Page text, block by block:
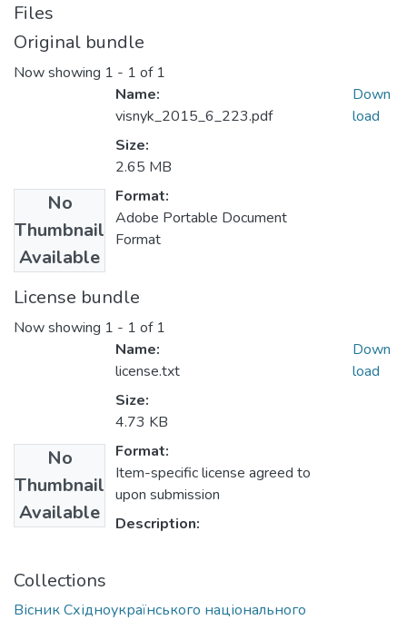
Files
Original bundle
Now showing 1 - 1 of 1
No
Thumbnail
Available
Name:
visnyk_2015_6_223.pdf
Size:
2.65 MB
Format:
Adobe Portable Document
Format
Down
load
License bundle
Now showing 1 - 1 of 1
No
Thumbnail
Available
Name:
license.txt
Size:
4.73 KB
Format:
Item-specific license agreed to
upon submission
Description:
Down
load
Collections
Вісник Східноукраїнського національного